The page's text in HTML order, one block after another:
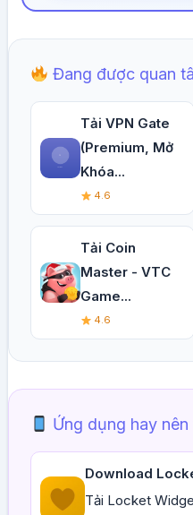
Đang được quan
Tải VPN Gate
(Premium, Mở
Khóa...
4.6
Tải Coin
Master - VTC
Game...
4.6
Ứng dụng hay nên
Download
Tải Locket